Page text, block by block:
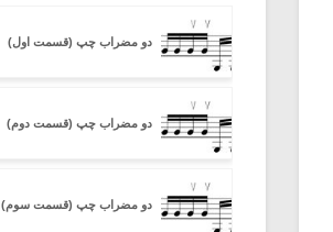
دو مضراب چپ (قسمت اول)
دو مضراب چپ (قسمت دوم)
دو مضراب چپ (قسمت سوم)